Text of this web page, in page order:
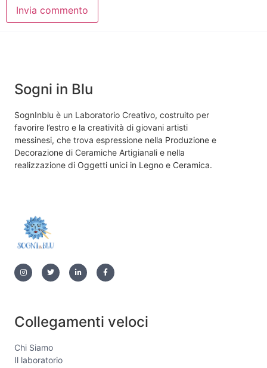
Sogni in Blu
SognInblu è un Laboratorio Creativo, costruito per
favorire l’estro e la creatività di giovani artisti
messinesi, che trova espressione nella Produzione e
Decorazione di Ceramiche Artigianali e nella
realizzazione di Oggetti unici in Legno e Ceramica.
Collegamenti veloci
Chi Siamo
Il laboratorio